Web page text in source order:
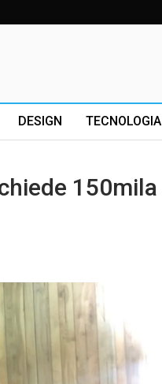
DESIGN TECNOLOGIA
150mila